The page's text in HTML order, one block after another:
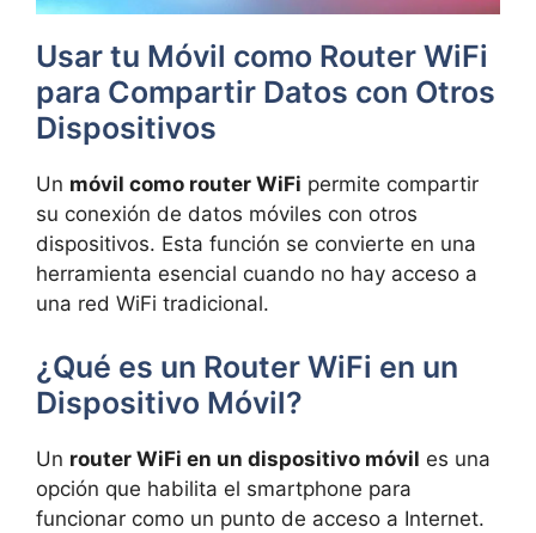
Usar tu Móvil como Router WiFi
para Compartir Datos con Otros
Dispositivos
Un móvil como router WiFi permite compartir
su conexión de datos móviles con otros
dispositivos. Esta función se convierte en una
herramienta esencial cuando no hay acceso a
una red WiFi tradicional.
¿Qué es un Router WiFi en un
Dispositivo Móvil?
Un router WiFi en un dispositivo móvil es una
opción que habilita el smartphone para
funcionar como un punto de acceso a Internet.